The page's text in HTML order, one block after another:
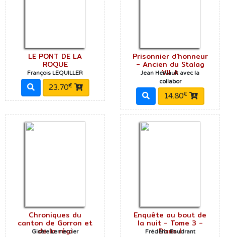
LE PONT DE LA
ROQUE
François LEQUILLER
23.70€
Prisonnier d'honneur
- Ancien du Stalag
VII A
Jean Hervault avec la
collabor
14.80€
Chroniques du
canton de Gorron et
de la régi
Gisèle Lemercier
Enquête au bout de
la nuit - Tome 3 -
Dans l
Frédéric Baudrant